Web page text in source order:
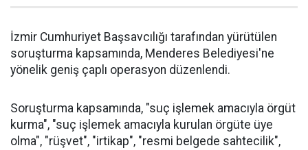
İzmir Cumhuriyet Başsavcılığı tarafından yürütülen
soruşturma kapsamında, Menderes Belediyesi'ne
yönelik geniş çaplı operasyon düzenlendi.
Soruşturma kapsamında, "suç işlemek amacıyla örgüt
kurma", "suç işlemek amacıyla kurulan örgüte üye
olma", "rüşvet", "irtikap", "resmi belgede sahtecilik",